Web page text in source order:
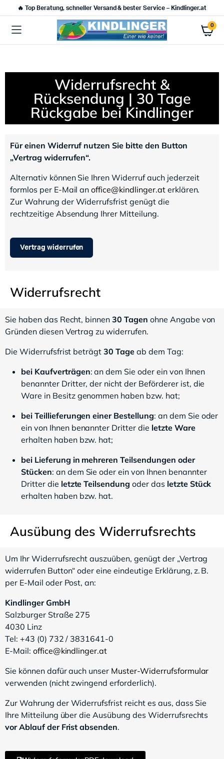
🔥 Top Beratung, schneller Versand & bester Service – Kindlinger.at
0
Widerrufsrecht &
Rücksendung | 30 Tage
Rückgabe bei Kindlinger
Für einen Widerruf nutzen Sie bitte den Button
„Vertrag widerrufen“.
Alternativ können Sie Ihren Widerruf auch jederzeit
formlos per E-Mail anoffice@kindlinger.aterklären.
Zur Wahrung der Widerrufsfrist genügt die
rechtzeitige Absendung Ihrer Mitteilung.
Vertrag widerrufen
Widerrufsrecht
Sie haben das Recht, binnen30 Tagen ohne Angabe von
Gründen diesen Vertrag zu widerrufen.
Die Widerrufsfrist beträgt30 Tage ab dem Tag:
bei Kaufverträgen: an dem Sie oder ein von Ihnen
benannter Dritter, der nicht der Beförderer ist, die
Ware in Besitz genommen haben bzw. hat;
bei Teillieferungen einer Bestellung: an dem Sie oder
ein von Ihnen benannter Dritter die letzte Ware
erhalten haben bzw. hat;
bei Lieferung in mehreren Teilsendungen oder
Stücken: an dem Sie oder ein von Ihnen benannter
Dritter die letzte Teilsendung oder das letzte Stück
erhalten haben bzw. hat.
Ausübung des Widerrufsrechts
Um Ihr Widerrufsrecht auszuüben, genügt der „Vertrag
widerrufen Button“ oder eine eindeutige Erklärung, z. B.
per E-Mail oder Post, an:
Kindlinger GmbH
Salzburger Straße 275
4030 Linz
Tel: +43 (0) 732 / 3831641-0
E-Mail: office@kindlinger.at
Sie können dafür auch unser Muster-Widerrufsformular
verwenden (nicht zwingend erforderlich).
Zur Wahrung der Widerrufsfrist reicht es aus, dass Sie
Ihre Mitteilung über die Ausübung des Widerrufsrechts
vor Ablauf der Frist absenden.